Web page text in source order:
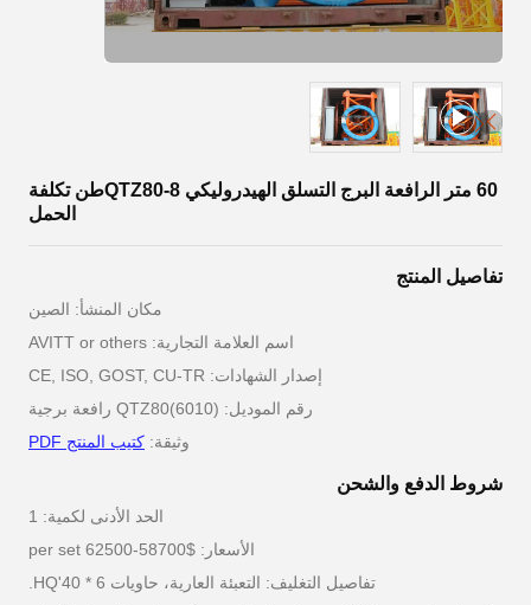
60 متر الرافعة البرج التسلق الهيدروليكي QTZ80-8طن تكلفة
الحمل
تفاصيل المنتج
مكان المنشأ: الصين
اسم العلامة التجارية: AVITT or others
إصدار الشهادات: CE, ISO, GOST, CU-TR
رقم الموديل: QTZ80(6010) رافعة برجية
وثيقة: كتيب المنتج PDF
شروط الدفع والشحن
الحد الأدنى لكمية: 1
الأسعار: $58700-62500 per set
تفاصيل التغليف: التعبئة العارية، حاويات 6 * 40'HQ.